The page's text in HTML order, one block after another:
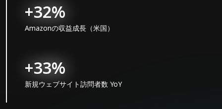
+32%
Amazonの収益成長（米国）
+33%
新規ウェブサイト訪問者数 YoY